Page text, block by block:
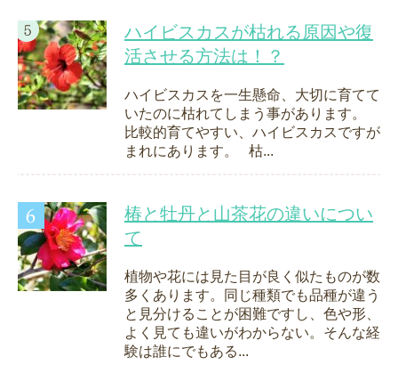
ハイビスカスが枯れる原因や復
活させる方法は！？
ハイビスカスを一生懸命、大切に育てて
いたのに枯れてしまう事があります。
比較的育てやすい、ハイビスカスですが
まれにあります。 枯...
椿と牡丹と山茶花の違いについ
て
植物や花には見た目が良く似たものが数
多くあります。同じ種類でも品種が違う
と見分けることが困難ですし、色や形、
よく見ても違いがわからない。そんな経
験は誰にでもある...